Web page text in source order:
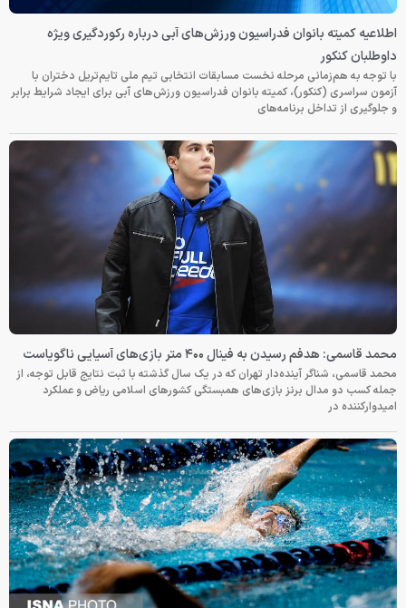
اطلاعیه کمیته بانوان فدراسیون ورزش‌های آبی درباره رکوردگیری ویژه
داوطلبان کنکور
با توجه به هم‌زمانی مرحله نخست مسابقات انتخابی تیم ملی تایم‌تریل دختران با
آزمون سراسری (کنکور)، کمیته بانوان فدراسیون ورزش‌های آبی برای ایجاد شرایط برابر
و جلوگیری از تداخل برنامه‌های
محمد قاسمی: هدفم رسیدن به فینال ۴۰۰ متر بازی‌های آسیایی ناگویاست
محمد قاسمی، شناگر آینده‌دار تهران که در یک سال گذشته با ثبت نتایج قابل توجه، از
جمله کسب دو مدال برنز بازی‌های همبستگی کشورهای اسلامی ریاض و عملکرد
امیدوارکننده در